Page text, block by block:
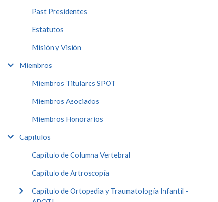
Past Presidentes
Estatutos
Misión y Visión
Miembros
Miembros Titulares SPOT
Miembros Asociados
Miembros Honorarios
Capitulos
Capítulo de Columna Vertebral
Capítulo de Artroscopía
Capítulo de Ortopedia y Traumatología Infantil -